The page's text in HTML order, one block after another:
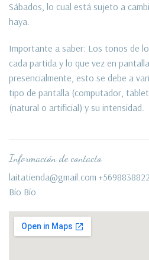
Sábados, lo cual está sujeto a
haya.
Importante a saber: Los tonos de
cada partida y lo que vez en
presencialmente, esto se debe a
tipo de pantalla (computador,
(natural o artificial) y su intensidad.
Información de contacto
laitatienda@gmail.com
Bío Bío